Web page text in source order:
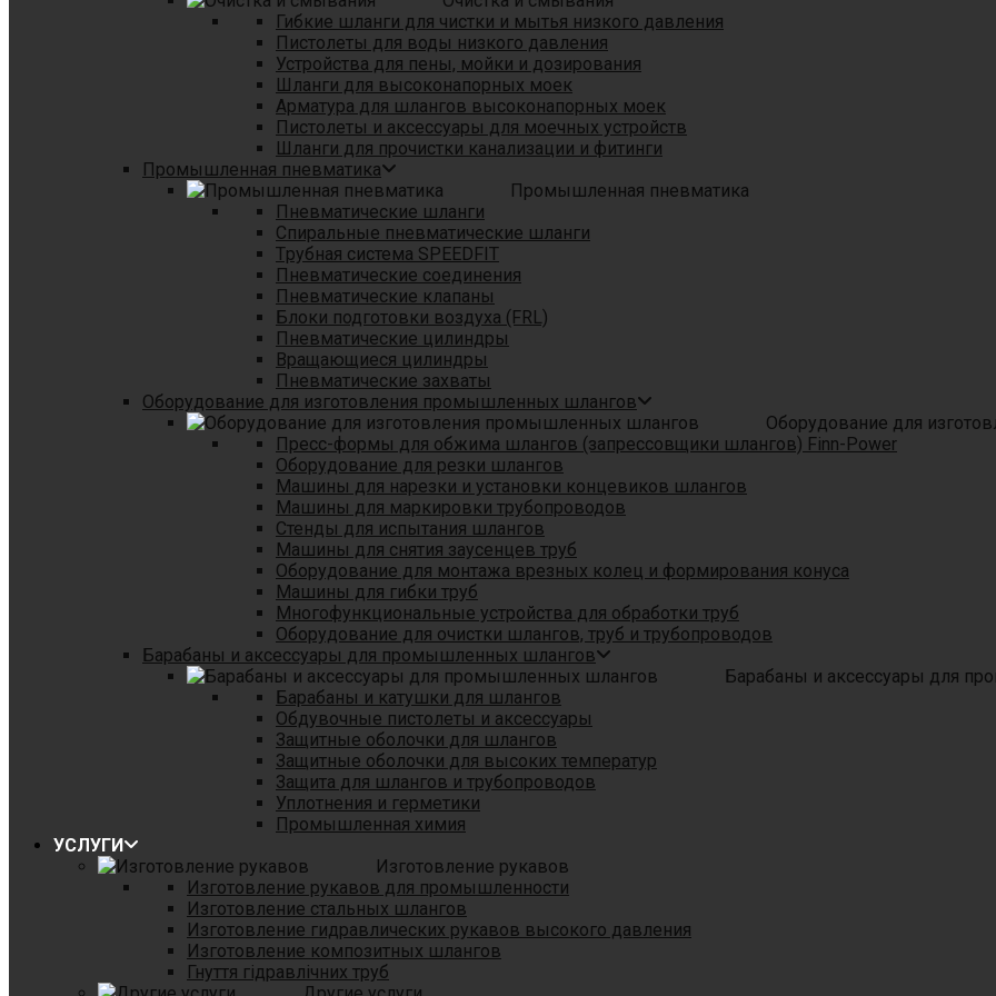
Гибкие шланги для чистки и мытья низкого давления
Пистолеты для воды низкого давления
Устройства для пены, мойки и дозирования
Шланги для высоконапорных моек
Арматура для шлангов высоконапорных моек
Пистолеты и аксессуары для моечных устройств
Шланги для прочистки канализации и фитинги
Промышленная пневматика
Промышленная пневматика
Пневматические шланги
Спиральные пневматические шланги
Tрубная система SPEEDFIT
Пневматические соединения
Пневматические клапаны
Блоки подготовки воздуха (FRL)
Пневматические цилиндры
Вращающиеся цилиндры
Пневматические захваты
Оборудование для изготовления промышленных шлангов
Оборудование для
Пресс-формы для обжима шлангов (запрессовщики шлангов) Finn-Power
Оборудование для резки шлангов
Машины для нарезки и установки концевиков шлангов
Машины для маркировки трубопроводов
Стенды для испытания шлангов
Машины для снятия заусенцев труб
Оборудование для монтажа врезных колец и формирования конуса
Машины для гибки труб
Многофункциональные устройства для обработки труб
Оборудование для очистки шлангов, труб и трубопроводов
Барабаны и аксессуары для промышленных шлангов
Барабаны и аксессуары для
Барабаны и катушки для шлангов
Обдувочные пистолеты и аксессуары
Защитные оболочки для шлангов
Защитные оболочки для высоких температур
Защита для шлангов и трубопроводов
Уплотнения и герметики
Промышленная химия
УСЛУГИ
Изготовление рукавов
Изготовление рукавов для промышленности
Изготовление стальных шлангов
Изготовление гидравлических рукавов высокого давления
Изготовление композитных шлангов
Гнуття гідравлічних труб